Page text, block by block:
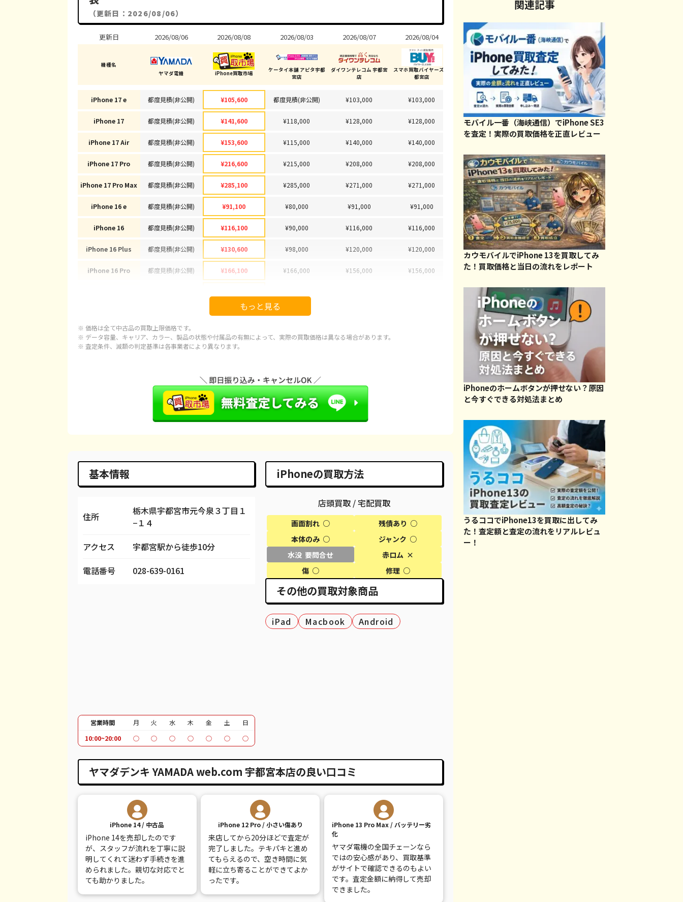
（更新日：2026/08/06）
更新日
機種名
iPhone 17 e
iPhone 17
iPhone 17 Air
iPhone 17 Pro
iPhone 17 Pro Max
iPhone 16 e
iPhone 16
iPhone 16 Plus
iPhone 16 Pro
iPhone 15 Plus
iPhone 14 Pro Max
iPhone SE 3
iPhone 13 Pro
iPhone 13 Pro Max
iPhone 11 Pro
iPhone 11 Pro Max
iPhone XR
iPhone XS
iPhone XS Max
iPhone X
iPhone 8 Plus
iPhone 8
2026/08/06
ヤマダ電機
都度見積(非公開)
都度見積(非公開)
都度見積(非公開)
都度見積(非公開)
都度見積(非公開)
都度見積(非公開)
都度見積(非公開)
都度見積(非公開)
都度見積(非公開)
都度見積(非公開)
都度見積(非公開)
都度見積(非公開)
都度見積(非公開)
都度見積(非公開)
都度見積(非公開)
都度見積(非公開)
都度見積(非公開)
都度見積(非公開)
都度見積(非公開)
都度見積(非公開)
都度見積(非公開)
都度見積(非公開)
都度見積(非公開)
都度見積(非公開)
都度見積(非公開)
2026/08/08
iPhone買取市場
¥105,600
¥141,600
¥153,600
¥216,600
¥285,100
¥91,100
¥116,100
¥130,600
¥166,100
¥92,100
¥97,100
¥143,100
¥66,600
¥66,600
¥98,100
¥29,600
¥30,600
¥39,600
¥18,100
¥20,600
¥14,100
¥30,100
¥9,100
2026/08/03
ケータイ本舗 アピタ宇都
宮店
都度見積(非公開)
¥118,000
¥115,000
¥215,000
¥285,000
¥80,000
¥90,000
¥98,000
¥166,000
¥73,500
¥143,000
¥56,700
¥55,300
¥85,000
都度見積(非公開)
都度見積(非公開)
都度見積(非公開)
都度見積(非公開)
¥63,700
都度見積(非公開)
都度見積(非公開)
都度見積(非公開)
都度見積(非公開)
都度見積(非公開)
都度見積(非公開)
都度見積(非公開)
都度見積(非公開)
2026/08/07
ダイワンテレコム 宇都宮
店
¥103,000
¥128,000
¥140,000
¥208,000
¥271,000
¥91,000
¥116,000
¥120,000
¥156,000
¥89,000
¥66,000
¥65,000
¥95,000
¥29,000
¥58,000
¥61,000
¥25,000
¥37,000
¥14,000
¥15,000
¥10,000
¥13,000
¥8,000
¥7,000
2026/08/04
スマホ買取バイヤーズ 宇
都宮店
¥103,000
¥128,000
¥140,000
¥208,000
¥271,000
¥91,000
¥116,000
¥120,000
¥156,000
¥95,000
¥29,000
¥50,000
¥69,000
¥14,000
¥15,000
¥10,000
¥13,000
¥8,000
もっと見る
※ 価格は全て中古品の買取上限価格です。
※ データ容量、キャリア、カラー、製品の状態や付属品の有無によって、実際の買取価格は異なる場合があります。
※ 査定条件、減額の判定基準は各事業者により異なります。
基本情報
住所
栃木県宇都宮市元今泉３丁目１
−１４
アクセス
宇都宮駅から徒歩10分
電話番号
028-639-0161
営業時間 月 火 水 木 金 土
日
10:00~20:00
○ ○ ○ ○ ○ ○ ○
iPhoneの買取方法
店頭買取 / 宅配買取
画面割れ ○
残債あり ○
本体のみ ○
ジャンク ○
水没 要問合せ
赤ロム ×
傷 ○
修理 ○
その他の買取対象商品
iPad Macbook Android
ヤマダデンキ YAMADA web.com 宇都宮本店の良い口コミ
iPhone 14 / 中古品
iPhone 14を売却したのです
が、スタッフが流れを丁寧に説
明してくれて迷わず手続きを進
められました。親切な対応でと
ても助かりました。
iPhone 12 Pro / 小さい傷あり
来店してから20分ほどで査定が
完了しました。テキパキと進め
てもらえるので、空き時間に気
軽に立ち寄ることができてよか
ったです。
iPhone 13 Pro Max / バッテリー劣
化
ヤマダ電機の全国チェーンなら
ではの安心感があり、買取基準
がサイトで確認できるのもよい
です。査定金額に納得して売却
できました。
関連記事
モバイル一番（海峡通信）でiPhone SE3
を査定！実際の買取価格を正直レビュー
カウモバイルでiPhone 13を買取してみ
た！買取価格と当日の流れをレポート
iPhoneのホームボタンが押せない？原因
と今すぐできる対処法まとめ
うるココでiPhone13を買取に出してみ
た！査定額と査定の流れをリアルレビュ
ー！